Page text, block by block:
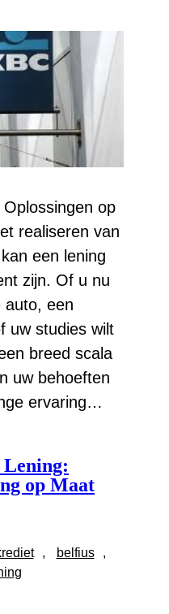
op
realiseren van
een lening
zijn. Of u nu
auto, een
uw studies wilt
breed scala
uw behoeften
ervaring…
op Maat
, belfius